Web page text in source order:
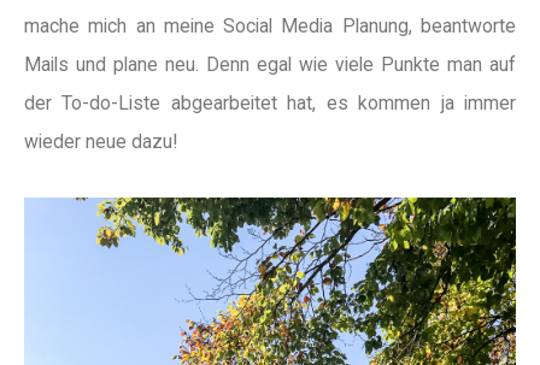
mache mich an meine Social Media Planung, beantworte
Mails und plane neu. Denn egal wie viele Punkte man auf
der To-do-Liste abgearbeitet hat, es kommen ja immer
wieder neue dazu!